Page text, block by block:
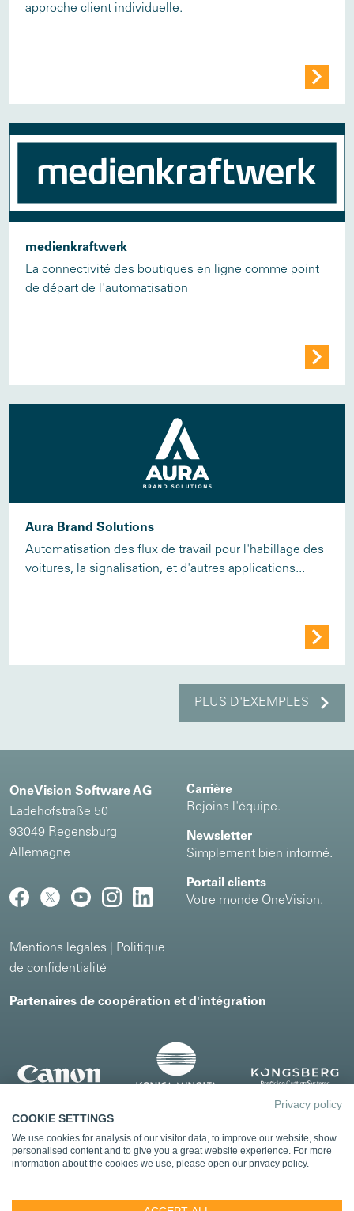
approche client individuelle.
medienkraftwerk
La connectivité des boutiques en ligne comme point
de départ de l'automatisation
Aura Brand Solutions
Automatisation des flux de travail pour l'habillage des
voitures, la signalisation, et d'autres applications...
PLUS D'EXEMPLES
OneVision Software AG
Ladehofstraße 50
93049 Regensburg
Allemagne
Mentions légales
Politique
de confidentialité
Carrière
Rejoins l'équipe.
Newsletter
Simplement bien informé.
Portail clients
Votre monde OneVision.
Partenaires de coopération et d'intégration
Privacy policy
COOKIE SETTINGS
We use cookies for analysis of our visitor data, to improve our website, show
personalised content and to give you a great website experience. For more
information about the cookies we use, please open our privacy policy.